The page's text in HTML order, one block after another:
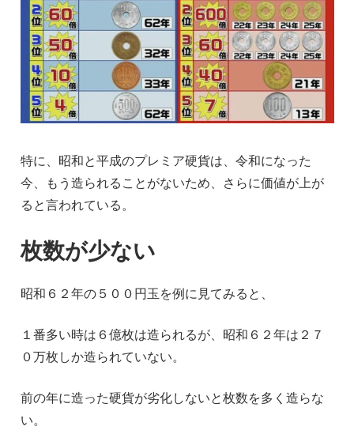
特に、昭和と平成のプレミア硬貨は、令和になった
今、もう造られることがないため、さらに価値が上が
ると言われている。
枚数が少ない
昭和６２年の５００円玉を例に見てみると、
１番多い時は６億枚は造られるが、昭和６２年は２７
０万枚しか造られていない。
前の年に造った硬貨が劣化しないと枚数を多く造らな
い。